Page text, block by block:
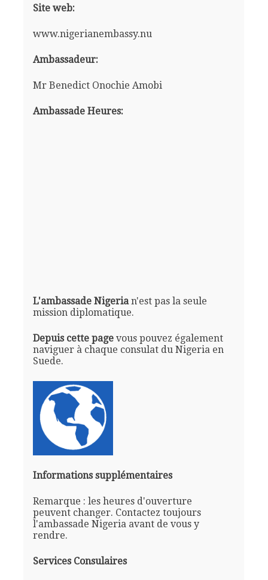
Site web:
www.nigerianembassy.nu
Ambassadeur:
Mr Benedict Onochie Amobi
Ambassade Heures:
L'ambassade Nigerian'est pas la seule
mission diplomatique.
Depuis cette pagevous pouvez également
naviguer à chaque consulat du Nigeria en
Suede.
Informations supplémentaires
Remarque : les heures d'ouverture
peuvent changer. Contactez toujours
l'ambassade Nigeria avant de vous y
rendre.
Services Consulaires